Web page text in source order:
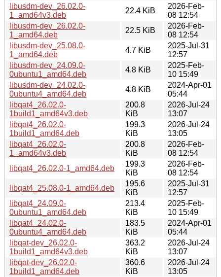
libusdm-dev_26.02.0-
1_amd64v3.deb
22.4 KiB
2026-Feb-
08 12:54
libusdm-dev_26.02.0-
1_amd64.deb
22.5 KiB
2026-Feb-
08 12:54
libusdm-dev_25.08.0-
1_amd64.deb
4.7 KiB
2025-Jul-31
12:57
libusdm-dev_24.09.0-
0ubuntu1_amd64.deb
4.8 KiB
2025-Feb-
10 15:49
libusdm-dev_24.02.0-
0ubuntu4_amd64.deb
4.8 KiB
2024-Apr-01
05:44
libqat4_26.02.0-
1build1_amd64v3.deb
200.8
KiB
2026-Jul-24
13:07
libqat4_26.02.0-
1build1_amd64.deb
199.3
KiB
2026-Jul-24
13:05
libqat4_26.02.0-
1_amd64v3.deb
200.8
KiB
2026-Feb-
08 12:54
libqat4_26.02.0-1_amd64.deb
199.3
KiB
2026-Feb-
08 12:54
libqat4_25.08.0-1_amd64.deb
195.6
KiB
2025-Jul-31
12:57
libqat4_24.09.0-
0ubuntu1_amd64.deb
213.4
KiB
2025-Feb-
10 15:49
libqat4_24.02.0-
0ubuntu4_amd64.deb
183.5
KiB
2024-Apr-01
05:44
libqat-dev_26.02.0-
1build1_amd64v3.deb
363.2
KiB
2026-Jul-24
13:07
libqat-dev_26.02.0-
1build1_amd64.deb
360.6
KiB
2026-Jul-24
13:05